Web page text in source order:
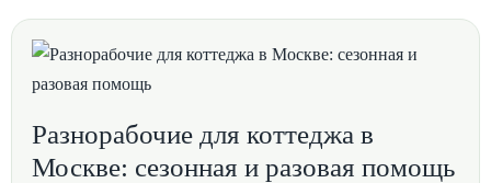
Разнорабочие для коттеджа в
Москве: сезонная и разовая помощь